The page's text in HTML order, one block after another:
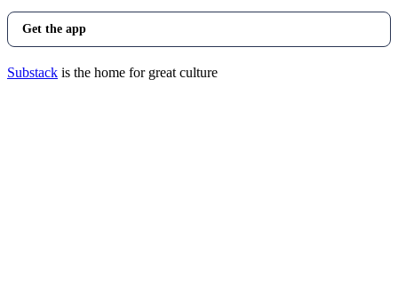
Get the app
Substack is the home for great culture